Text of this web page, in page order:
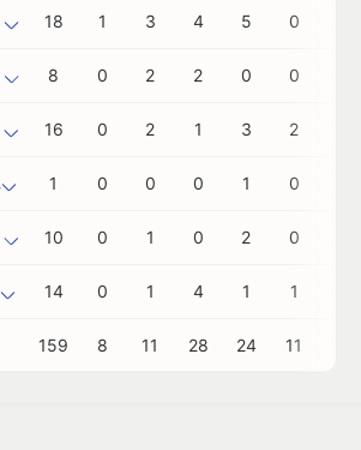
18 1 3 4 5 0
8 0 2 2 0 0
16 0 2 1 3 2
1 0 0 0 1 0
10 0 1 0 2 0
14 0 1 4 1 1
159 8 11 28 24 11